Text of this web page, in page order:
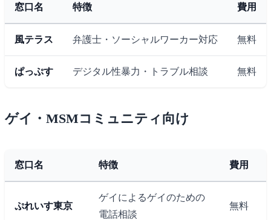
窓口名 特徴 費用
風テラス 弁護士・ソーシャルワーカー対応 無料
ぱっぷす デジタル性暴力・トラブル相談 無料
ゲイ・MSMコミュニティ向け
窓口名 特徴 費用
ぷれいす東京
ゲイによるゲイのための
電話相談
無料